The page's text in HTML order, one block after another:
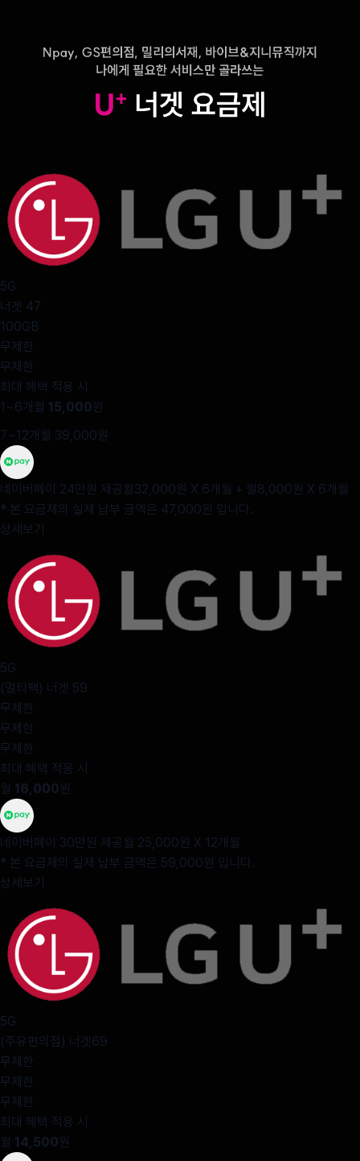
5G
너겟 47
100GB
무제한
무제한
최대 혜택 적용 시
1~6개월 15,000원
7~12개월 39,000원
네이버페이 24만원 제공월32,000원 X 6개월 + 월8,000원 X 6개월
* 본 요금제의 실제 납부 금액은 47,000원 입니다.
상세보기
5G
(멀티팩) 너겟 59
무제한
무제한
무제한
최대 혜택 적용 시
월 16,000원
네이버페이 30만원 제공월 25,000원 X 12개월
* 본 요금제의 실제 납부 금액은 59,000원 입니다.
상세보기
5G
(주유편의점) 너겟69
무제한
무제한
무제한
최대 혜택 적용 시
월 14,500원